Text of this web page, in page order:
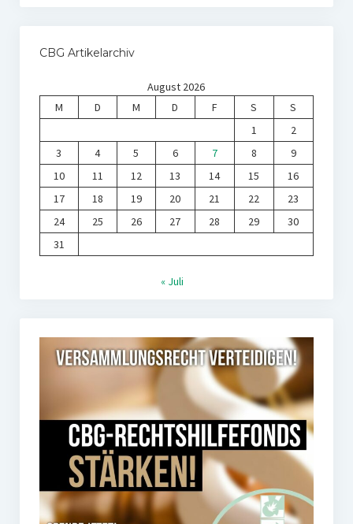
CBG Artikelarchiv
August 2026
M
D M D F S
S
1
2
3
4 5 6 7 8
9
10
11 12 13 14 15
16
17
18 19 20 21 22
23
24
25 26 27 28 29
30
31
« Juli